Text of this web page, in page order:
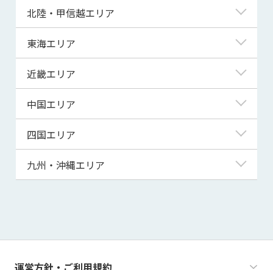
青森県
宮城県
秋田県
山形県
東京都
神奈川県
埼玉県
千葉県
茨城県
群馬県
北陸・甲信越エリア
新潟県
富山県
福井県
山梨県
長野県
東海エリア
岐阜県
静岡県
三重県
近畿エリア
滋賀県
京都府
大阪府
兵庫県
和歌山県
中国エリア
鳥取県
島根県
山口県
四国エリア
徳島県
高知県
九州・沖縄エリア
運営方針・ご利用規約